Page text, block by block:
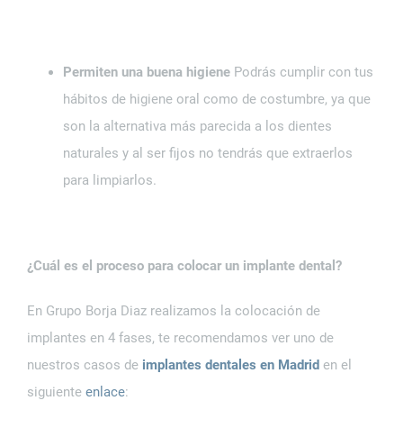
Permiten una buena higiene Podrás cumplir con tus
hábitos de higiene oral como de costumbre, ya que
son la alternativa más parecida a los dientes
naturales y al ser fijos no tendrás que extraerlos
para limpiarlos.
¿Cuál es el proceso para colocar un implante dental?
En Grupo Borja Diaz realizamos la colocación de
implantes en 4 fases, te recomendamos ver uno de
nuestros casos de implantes dentales en Madrid en el
siguiente enlace: